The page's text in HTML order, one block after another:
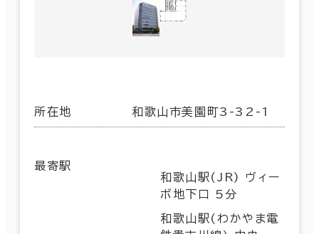
所在地 和歌山市美園町3-32-1
最寄駅
和歌山駅(JR) ヴィー
ボ地下口 5分
和歌山駅(わかやま電